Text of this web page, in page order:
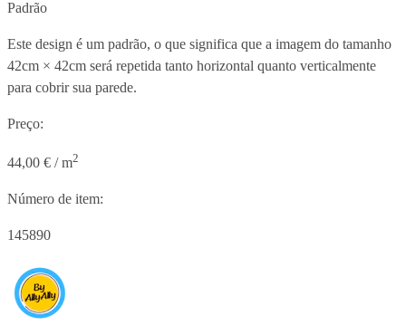
Padrão
Este design é um padrão, o que significa que a imagem do tamanho
42cm × 42cm será repetida tanto horizontal quanto verticalmente
para cobrir sua parede.
Preço:
44,00 € / m2
Número de item:
145890